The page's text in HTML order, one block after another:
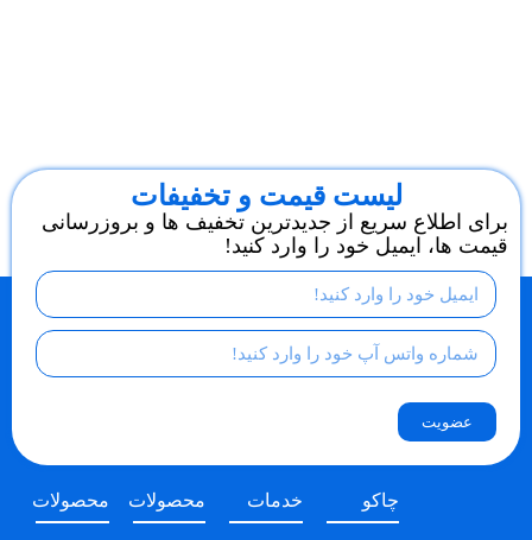
لیست قیمت و تخفیفات
برای اطلاع سریع از جدیدترین تخفیف ها و بروزرسانی
قیمت ها، ایمیل خود را وارد کنید!
عضویت
چاکو خدمات محصولات محصولات